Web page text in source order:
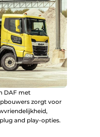
DAF met
zorgt voor
and play-opties.